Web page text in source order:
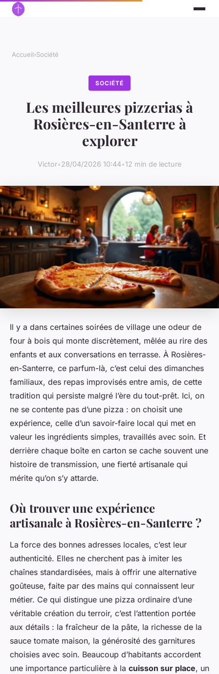
Accueil›Société
SOCIÉTÉ
Les meilleures pizzerias à
Rosières-en-Santerre à
explorer
Victor•28/04/2026 10:44•12 min de lecture
Il y a dans certaines soirées de village une odeur de
four à bois qui monte discrètement, mêlée au rire des
enfants et aux conversations en terrasse. À Rosières-
en-Santerre, ce parfum-là, c’est celui des dimanches
familiaux, des repas improvisés entre amis, de cette
tradition qui persiste malgré l’ère du tout-prêt. Ici, on
ne se contente pas d’une pizza : on choisit une
expérience, celle d’un savoir-faire local qui met en
valeur les ingrédients simples, travaillés avec soin. Et
derrière chaque boîte en carton se cache souvent une
histoire de transmission, une fierté artisanale qui
mérite qu’on s’y attarde.
Où trouver une expérience
artisanale à Rosières-en-Santerre ?
La force des bonnes adresses locales, c’est leur
authenticité. Elles ne cherchent pas à imiter les
chaînes standardisées, mais à offrir une alternative
goûteuse, faite par des mains qui connaissent leur
métier. Ce qui distingue une pizza ordinaire d’une
véritable création du terroir, c’est l’attention portée
aux détails : la fraîcheur de la pâte, la richesse de la
sauce tomate maison, la générosité des garnitures
choisies avec soin. Beaucoup d’habitants accordent
une importance particulière à la cuisson sur place, un